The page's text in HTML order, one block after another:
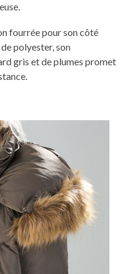
fourrée pour son côté
polyester, son
gris et de plumes promet